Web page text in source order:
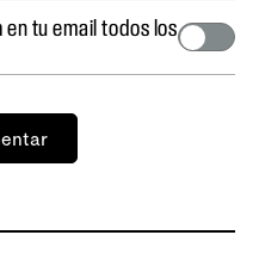
en tu email todos los